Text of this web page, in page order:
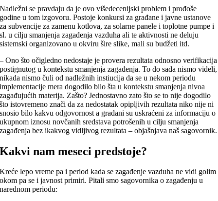
Nadležni se pravdaju da je ovo višedecenijski problem i prođoše
godine u tom izgovoru. Postoje konkursi za građane i javne ustanove
za subvencije za zamenu kotlova, za solarne panele i toplotne pumpe i
sl. u cilju smanjenja zagađenja vazduha ali te aktivnosti ne deluju
sistemski organizovano u okviru šire slike, mali su budžeti itd.
– Ono što očigledno nedostaje je provera rezultata odnosno verifikacija
postignutog u kontekstu smanjenja zagađenja. To do sada nismo videli,
nikada nismo čuli od nadležnih instiucija da se u nekom periodu
implementacije mera dogodilo bilo šta u kontekstu smanjenja nivoa
zagađujućih materija. Zašto? Jednostavno zato što se to nije dogodilo
što istovremeno znači da za nedostatak opipljivih rezultata niko nije ni
snosio bilo kakvu odgovornost a građani su uskraćeni za informaciju o
ukupnom iznosu novčanih sredstava potrošenih u cilju smanjenja
zagađenja bez ikakvog vidljivog rezultata – objašnjava naš sagovornik.
Kakvi nam meseci predstoje?
Kreće lepo vreme pa i period kada se zagađenje vazduha ne vidi golim
okom pa se i javnost primiri. Pitali smo sagovornika o zagađenju u
narednom periodu: